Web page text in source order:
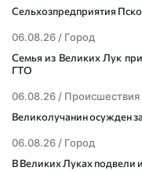
Сельхозпредприятия
06.08.26 / Город
Семья из Великих Лук
ГТО
06.08.26 / Происшествия
Великолучанин осужден
06.08.26 / Город
В Великих Луках подвели